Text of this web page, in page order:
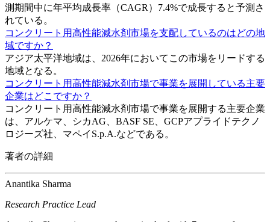
測期間中に年平均成長率（CAGR）7.4%で成長すると予測さ
れている。
コンクリート用高性能減水剤市場を支配しているのはどの地
域ですか？
アジア太平洋地域は、2026年においてこの市場をリードする
地域となる。
コンクリート用高性能減水剤市場で事業を展開している主要
企業はどこですか？
コンクリート用高性能減水剤市場で事業を展開する主要企業
は、アルケマ、シカAG、BASF SE、GCPアプライドテクノ
ロジーズ社、マペイS.p.A.などである。
著者の詳細
Anantika Sharma
Research Practice Lead